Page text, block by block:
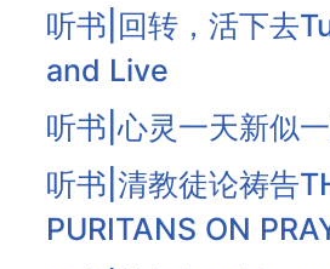
听书|回转，活下去
and Live
听书|心灵一天新似
听书|清教徒论祷告
PURITANS ON